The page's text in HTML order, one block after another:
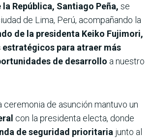
República, Santiago Peña, se
de Lima, Perú, acompañando la
de la presidenta Keiko Fujimori,
estratégicos para atraer más
de desarrollo a nuestro
ceremonia de asunción mantuvo un
con la presidenta electa, donde
de seguridad prioritaria junto al